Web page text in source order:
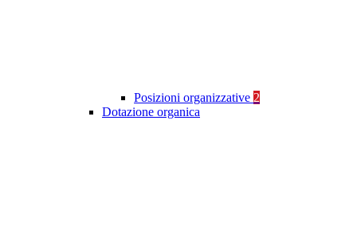
Posizioni organizzative 2
Dotazione organica